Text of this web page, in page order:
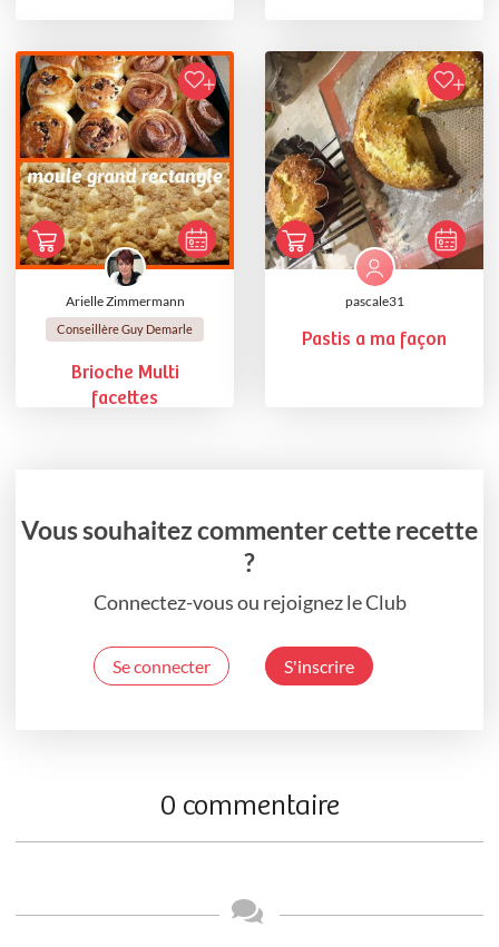
Arielle Zimmermann
Conseillère Guy Demarle
Brioche Multi
facettes
pascale31
Pastis a ma façon
Vous souhaitez commenter cette recette
?
Connectez-vous ou rejoignez le Club
Se connecter S'inscrire
0 commentaire